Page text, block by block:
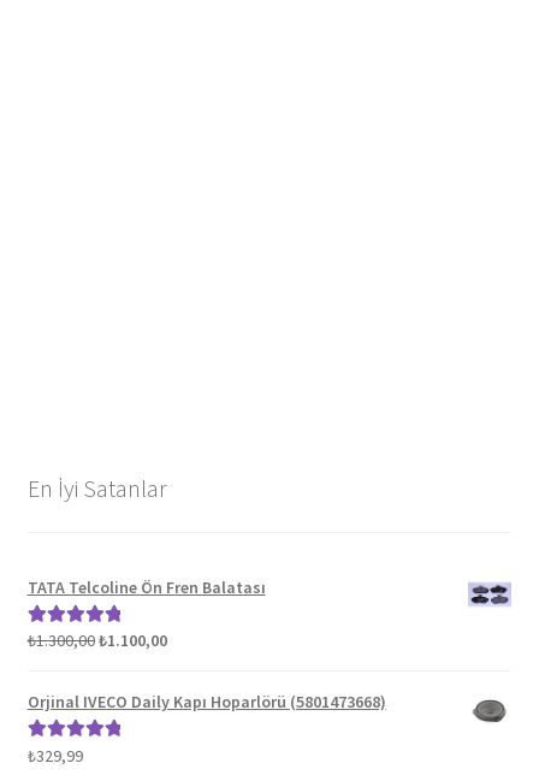
En İyi Satanlar
TATA Telcoline Ön Fren Balatası
5 üzerinden
₺1.300,00Orijinal
₺1.300,00.
₺1.100,00Şu
fiyat:
₺1.100,00.
Orjinal IVECO Daily Kapı Hoparlörü (5801473668)
5 üzerinden
₺329,99